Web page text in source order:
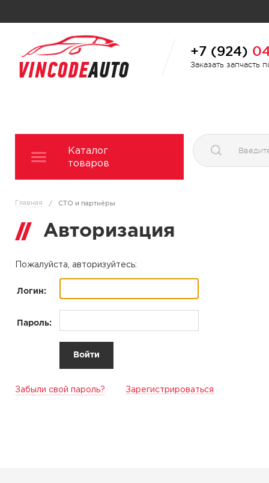
+7 (924)
Заказать запчасть
Каталог
товаров
Главная / СТО и партнёры
Авторизация
Пожалуйста, авторизуйтесь:
Логин:
Пароль:
Забыли свой пароль? Зарегистрироваться